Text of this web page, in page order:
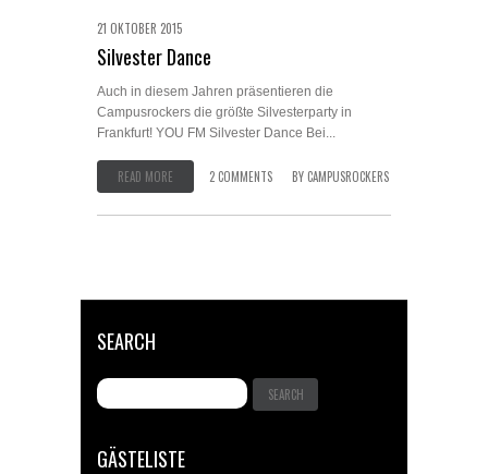
21 OKTOBER 2015
Silvester Dance
Auch in diesem Jahren präsentieren die
Campusrockers die größte Silvesterparty in
Frankfurt! YOU FM Silvester Dance Bei...
READ MORE 2 COMMENTS BYCAMPUSROCKERS
SEARCH
GÄSTELISTE